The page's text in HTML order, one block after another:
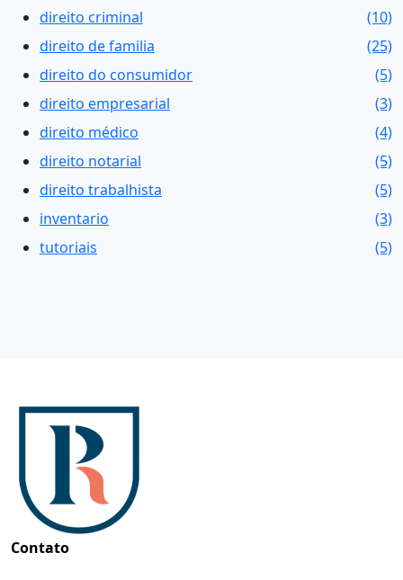
direito criminal
(10)
direito de familia
(25)
direito do consumidor
(5)
direito empresarial
(3)
direito médico
(4)
direito notarial
(5)
direito trabalhista
(5)
inventario
(3)
tutoriais
(5)
Contato